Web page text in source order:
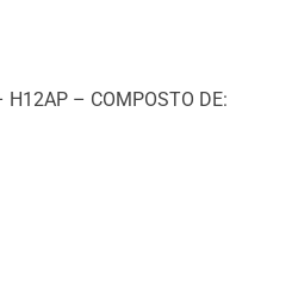
H12AP – COMPOSTO DE: